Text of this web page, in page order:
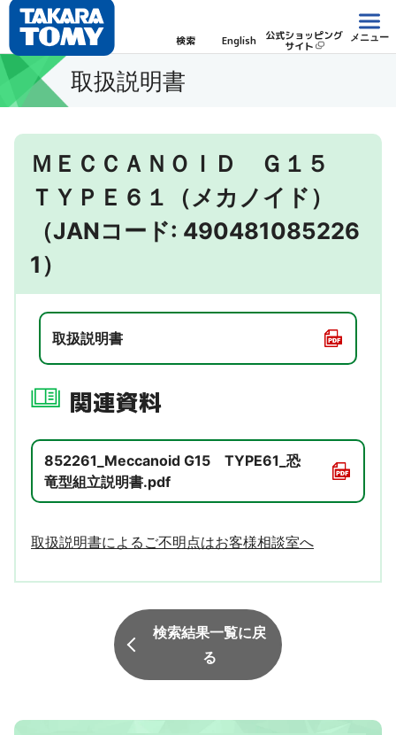
検索 English 公式ショッピング
サイト
メニュー
取扱説明書
ＭＥＣＣＡＮＯＩＤ Ｇ１５
ＴＹＰＥ６１（メカノイド）
（JANコード: 490481085226
1）
取扱説明書
関連資料
852261_Meccanoid G15 TYPE61_恐
竜型組立説明書.pdf
取扱説明書によるご不明点はお客様相談室へ
検索結果一覧に戻
る